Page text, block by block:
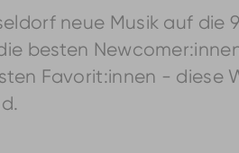
neue Musik auf die
besten
Favorit:innen - diese